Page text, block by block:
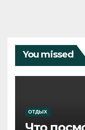
You missed
ОТДЫХ
Что